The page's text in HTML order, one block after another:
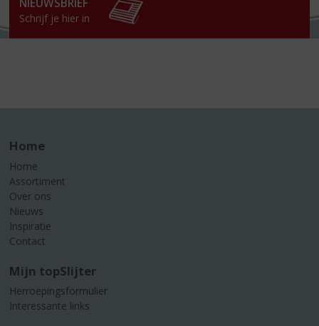
NIEUWSBRIEF
Schrijf je hier in
Home
Home
Assortiment
Over ons
Nieuws
Inspiratie
Contact
Mijn topSlijter
Herroepingsformulier
Interessante links